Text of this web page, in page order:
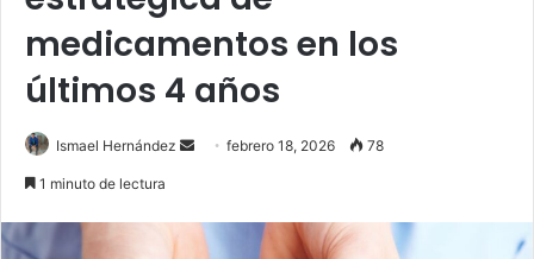
medicamentos en los
últimos 4 años
Ismael Hernández
Sendfebrero 18, 2026 78
1 minuto de lectura